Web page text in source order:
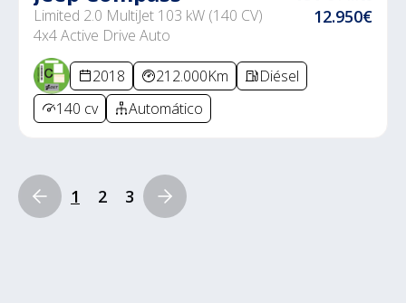
Limited 2.0 MultiJet 103 kW (140 CV)
4x4 Active Drive Auto
12.950€
2018 212.000Km
Diésel
140 cv
Automático
1 2 3